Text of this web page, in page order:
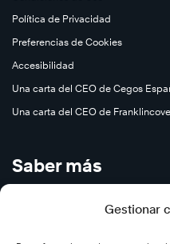
Gestionar
Política de Privacidad
Preferencias de Cookies
Accesibilidad
Una carta del CEO de Cegos
Una carta del CEO de
Saber más